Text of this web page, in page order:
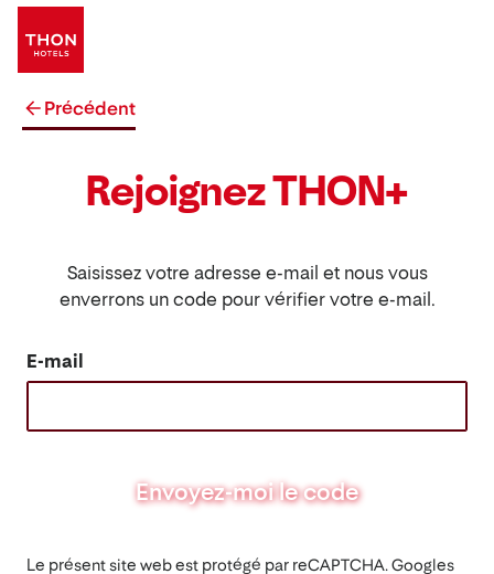
Précédent
Rejoignez THON+
Saisissez votre adresse e-mail et nous vous
enverrons un code pour vérifier votre e-mail.
E-mail
Envoyez-moi le code
Le présent site web est protégé par reCAPTCHA. Googles